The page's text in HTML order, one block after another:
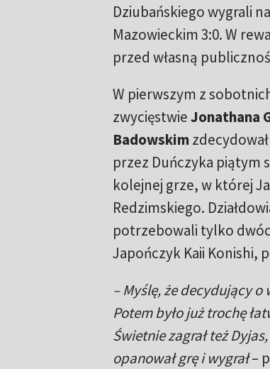
Dziubańskiego wygrali
Mazowieckim 3:0. W
przed własną
W pierwszym z
zwycięstwieJonathana
Badowskim
przez Duńczyka piątym
kolejnej grze, w której
Redzimskiego.
potrzebowali tylko
Japończyk Kaii Konishi,
–Myślę, że decydujący
Potem było już trochę
Świetnie zagrał też
opanował grę i wygrał–